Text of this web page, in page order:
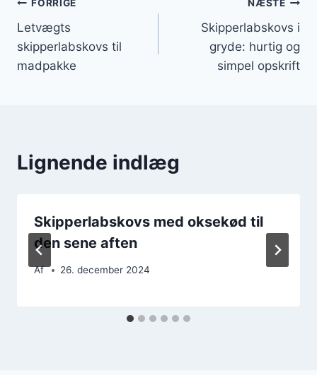
Indlægsnavigation
FORRIGE
Letvægts
skipperlabskovs til
madpakke
NÆSTE
Skipperlabskovs i
gryde: hurtig og
simpel opskrift
Lignende indlæg
Skipperlabskovs med oksekød til
den sene aften
Af 26. december 2024